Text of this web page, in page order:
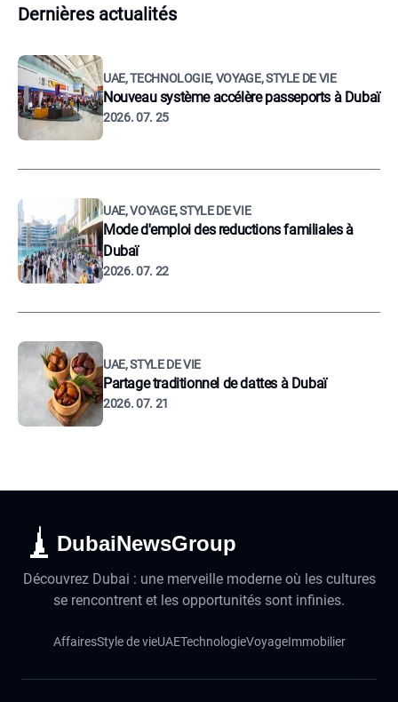
Dernières actualités
UAE, TECHNOLOGIE, VOYAGE, STYLE DE VIE
Nouveau système accélère passeports à Dubaï
2026. 07. 25
UAE, VOYAGE, STYLE DE VIE
Mode d'emploi des reductions familiales à
Dubaï
2026. 07. 22
UAE, STYLE DE VIE
Partage traditionnel de dattes à Dubaï
2026. 07. 21
DubaiNewsGroup
Découvrez Dubai : une merveille moderne où les cultures
se rencontrent et les opportunités sont infinies.
AffairesStyle de vieUAETechnologieVoyageImmobilier